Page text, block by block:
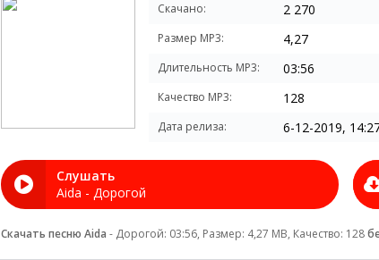
Скачано: 2 270
Размер MP3: 4,27
Длительность MP3: 03:56
Качество MP3: 128
Дата релиза: 6-12-2019,
Слушать
Aida - Дорогой
Скачать песню Aida - Дорогой: 03:56, Размер: 4,27 MB, Качество: 128